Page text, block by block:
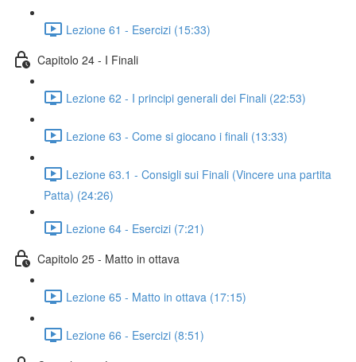
Lezione 61 - Esercizi (15:33)
Capitolo 24 - I Finali
Lezione 62 - I principi generali dei Finali (22:53)
Lezione 63 - Come si giocano i finali (13:33)
Lezione 63.1 - Consigli sui Finali (Vincere una partita
Patta) (24:26)
Lezione 64 - Esercizi (7:21)
Capitolo 25 - Matto in ottava
Lezione 65 - Matto in ottava (17:15)
Lezione 66 - Esercizi (8:51)